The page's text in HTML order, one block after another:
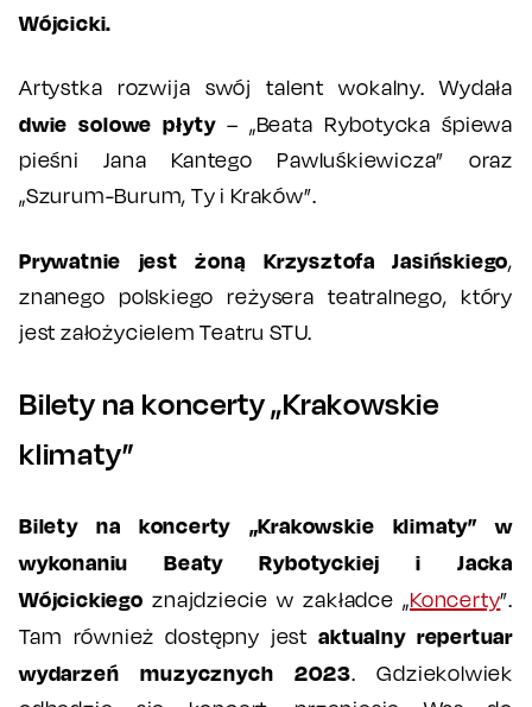
Wójcicki.
Artystka rozwija swój talent wokalny. Wydała
dwie solowe płyty– „Beata Rybotycka śpiewa
pieśni Jana Kantego Pawluśkiewicza” oraz
„Szurum-Burum, Ty i Kraków”.
Prywatnie jest żoną Krzysztofa Jasińskiego,
znanego polskiego reżysera teatralnego, który
jest założycielem Teatru STU.
Bilety na koncerty „Krakowskie
klimaty”
Bilety na koncerty „Krakowskie klimaty” w
wykonaniu Beaty Rybotyckiej i Jacka
Wójcickiego znajdziecie w zakładce „Koncerty”.
Tam również dostępny jestaktualny repertuar
wydarzeń muzycznych 2023. Gdziekolwiek